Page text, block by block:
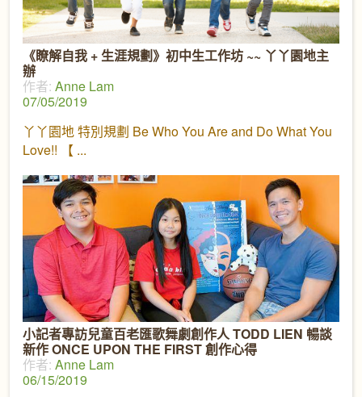
《瞭解自我 + 生涯規劃》初中生工作坊 ~~ 丫丫園地主
辦
作者: Anne Lam
07/05/2019
丫丫園地 特別規劃 Be Who You Are and Do What You
Love!! 【
小記者專訪兒童百老匯歌舞劇創作人 TODD LIEN 暢談
新作 ONCE UPON THE FIRST 創作心得
作者: Anne Lam
06/15/2019